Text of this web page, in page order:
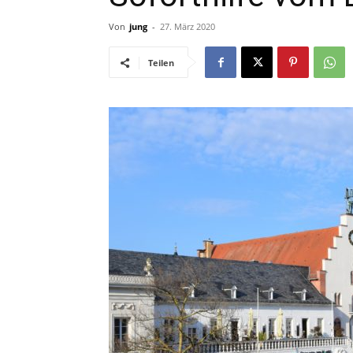
Von jung - 27. März 2020
Teilen